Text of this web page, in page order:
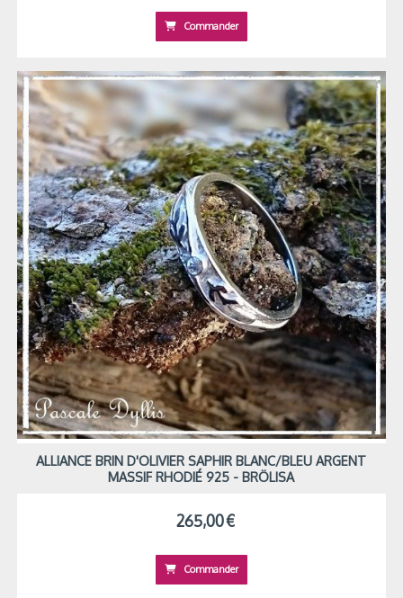
Commander
ALLIANCE BRIN D'OLIVIER SAPHIR BLANC/BLEU ARGENT
MASSIF RHODIÉ 925 - BRÖLISA
265,00€
Commander